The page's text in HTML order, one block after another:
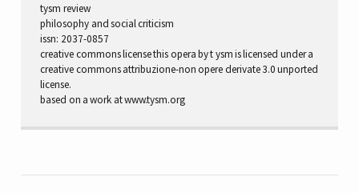
tysm review
philosophy and social criticism
issn: 2037-0857
creative commons license this opera by t ysm is licensed under a
creative commons attribuzione-non opere derivate 3.0 unported
license.
based on a work at www.tysm.org